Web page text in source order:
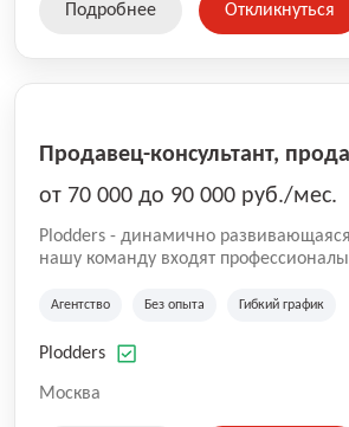
Подробнее Откликнуться
Продавец-консультант,
от 70 000 до 90 000 руб./мес.
Plodders - динамично
нашу команду входят
на рынке аутсорсинга, а
оказываемых услуг.
Агентство Без опыта Гибкий график
Plodders
Москва